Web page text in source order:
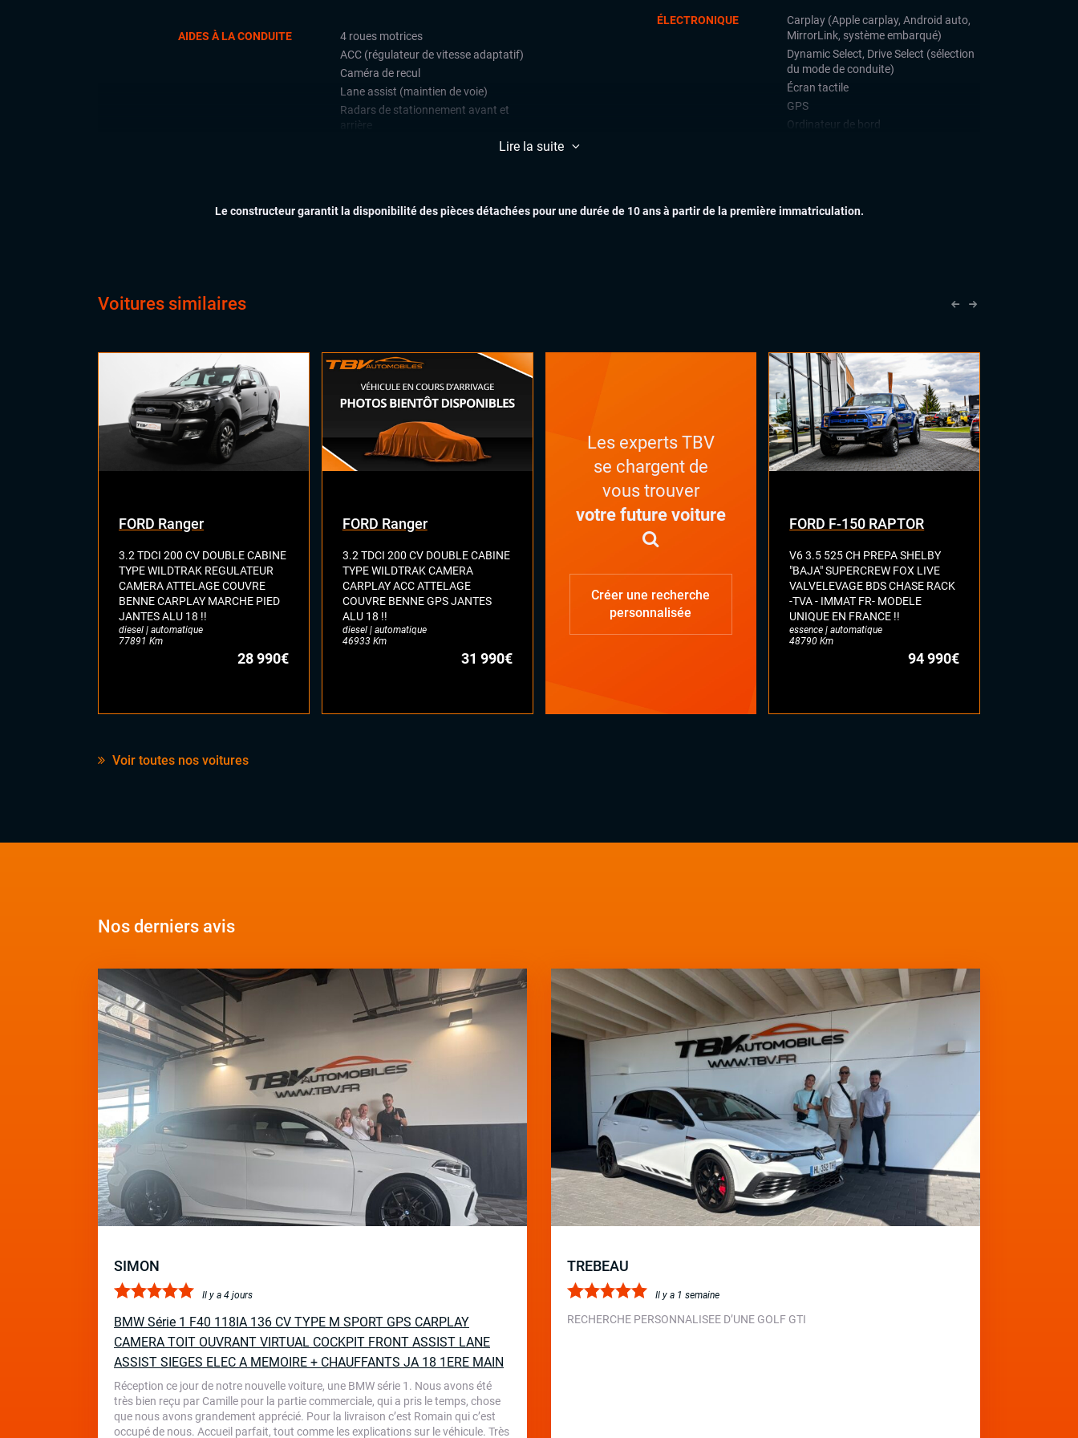
AIDES À LA CONDUITE
4 roues motrices
ACC (régulateur de vitesse adaptatif)
Caméra de recul
Lane assist (maintien de voie)
Radars de stationnement avant et
arrière
Essuie-glaces automatiques
ÉLECTRONIQUE
Carplay (Apple carplay, Android auto,
MirrorLink, système embarqué)
Dynamic Select, Drive Select (sélection
du mode de conduite)
Écran tactile
GPS
Ordinateur de bord
Marche pied
Lire la suite
Le constructeur garantit la disponibilité des pièces détachées pour une durée de 10 ans à partir de la première immatriculation.
Voitures similaires
FORD Ranger
3.2 TDCI 200 CV DOUBLE CABINE
TYPE WILDTRAK REGULATEUR
CAMERA ATTELAGE COUVRE
BENNE CARPLAY MARCHE PIED
JANTES ALU 18 !!
diesel | automatique
77891 Km
28 990€
FORD Ranger
3.2 TDCI 200 CV DOUBLE CABINE
TYPE WILDTRAK CAMERA
CARPLAY ACC ATTELAGE
COUVRE BENNE GPS JANTES
ALU 18 !!
diesel | automatique
46933 Km
31 990€
Les experts TBV
se chargent de
vous trouver
votre future voiture
Créer une recherche
personnalisée
FORD F-150 RAPTOR
V6 3.5 525 CH PREPA SHELBY
"BAJA" SUPERCREW FOX LIVE
VALVELEVAGE BDS CHASE RACK
-TVA - IMMAT FR- MODELE
UNIQUE EN FRANCE !!
essence | automatique
48790 Km
94 990€
Voir toutes nos voitures
Nos derniers avis
SIMON
Il y a 4 jours
BMW Série 1 F40 118IA 136 CV TYPE M SPORT GPS CARPLAY
CAMERA TOIT OUVRANT VIRTUAL COCKPIT FRONT ASSIST LANE
ASSIST SIEGES ELEC A MEMOIRE + CHAUFFANTS JA 18 1ERE MAIN
Réception ce jour de notre nouvelle voiture, une BMW série 1. Nous avons été
très bien reçu par Camille pour la partie commerciale, qui a pris le temps, chose
que nous avons grandement apprécié. Pour la livraison c’est Romain qui c’est
occupé de nous. Accueil parfait, tout comme les explications sur le véhicule. Très
TREBEAU
Il y a 1 semaine
RECHERCHE PERSONNALISEE D’UNE GOLF GTI